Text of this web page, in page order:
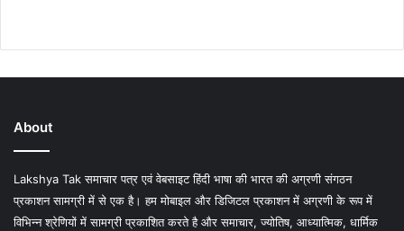
About
Lakshya Tak समाचार पत्र एवं वेबसाइट हिंदी भाषा की भारत की अग्रणी संगठन
प्रकाशन सामग्री में से एक है। हम मोबाइल और डिजिटल प्रकाशन में अग्रणी के रूप में
विभिन्न श्रेणियों में सामग्री प्रकाशित करते है और समाचार, ज्योतिष, आध्यात्मिक, धार्मिक